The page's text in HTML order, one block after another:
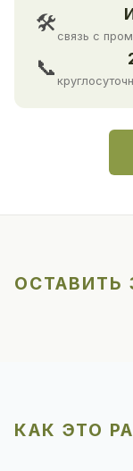
🛠
связь с
📞
ОСТАВИТЬ
КАК ЭТО